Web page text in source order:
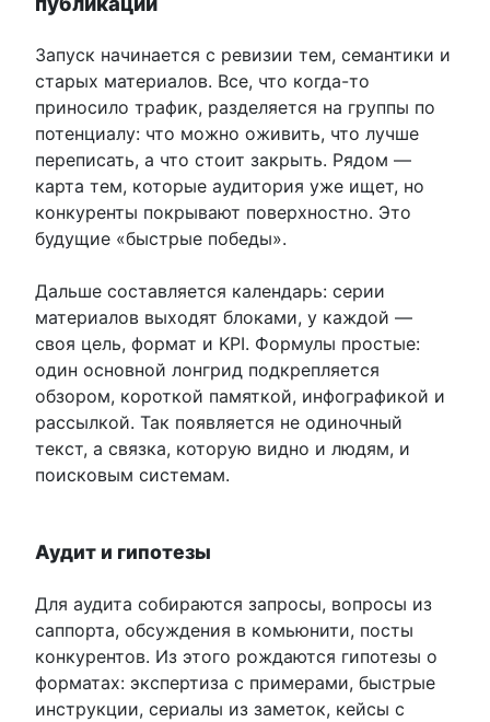
Запуск начинается с ревизии тем, семантики и
старых материалов. Все, что когда-то
приносило трафик, разделяется на группы по
потенциалу: что можно оживить, что лучше
переписать, а что стоит закрыть. Рядом —
карта тем, которые аудитория уже ищет, но
конкуренты покрывают поверхностно. Это
будущие «быстрые победы».
Дальше составляется календарь: серии
материалов выходят блоками, у каждой —
своя цель, формат и KPI. Формулы простые:
один основной лонгрид подкрепляется
обзором, короткой памяткой, инфографикой и
рассылкой. Так появляется не одиночный
текст, а связка, которую видно и людям, и
поисковым системам.
Аудит и гипотезы
Для аудита собираются запросы, вопросы из
саппорта, обсуждения в комьюнити, посты
конкурентов. Из этого рождаются гипотезы о
форматах: экспертиза с примерами, быстрые
инструкции, сериалы из заметок, кейсы с